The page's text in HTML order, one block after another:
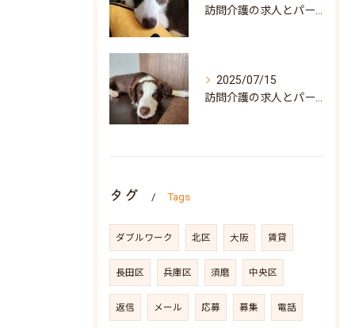
2025/07/15
タグ Tags
ダブルワーク 北区 大阪 賃貸
長田区 兵庫区 須磨 中央区
返信 メール 応募 募集 電話